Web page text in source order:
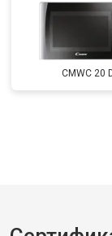
CMWC 20